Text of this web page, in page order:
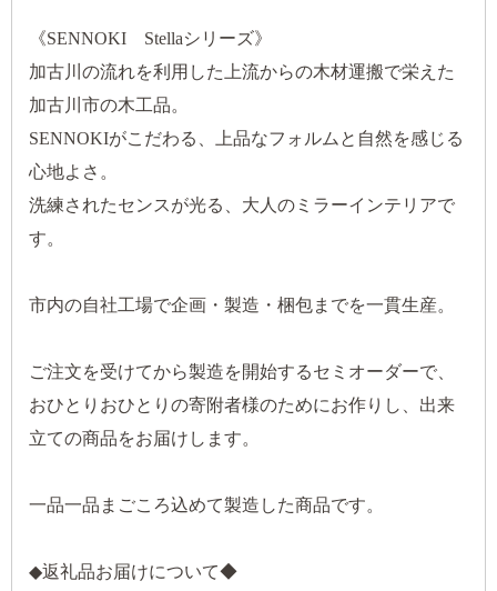
《SENNOKI Stellaシリーズ》
加古川の流れを利用した上流からの木材運搬で栄えた
加古川市の木工品。
SENNOKIがこだわる、上品なフォルムと自然を感じる
心地よさ。
洗練されたセンスが光る、大人のミラーインテリアで
す。
市内の自社工場で企画・製造・梱包までを一貫生産。
ご注文を受けてから製造を開始するセミオーダーで、
おひとりおひとりの寄附者様のためにお作りし、出来
立ての商品をお届けします。
一品一品まごころ込めて製造した商品です。
◆返礼品お届けについて◆